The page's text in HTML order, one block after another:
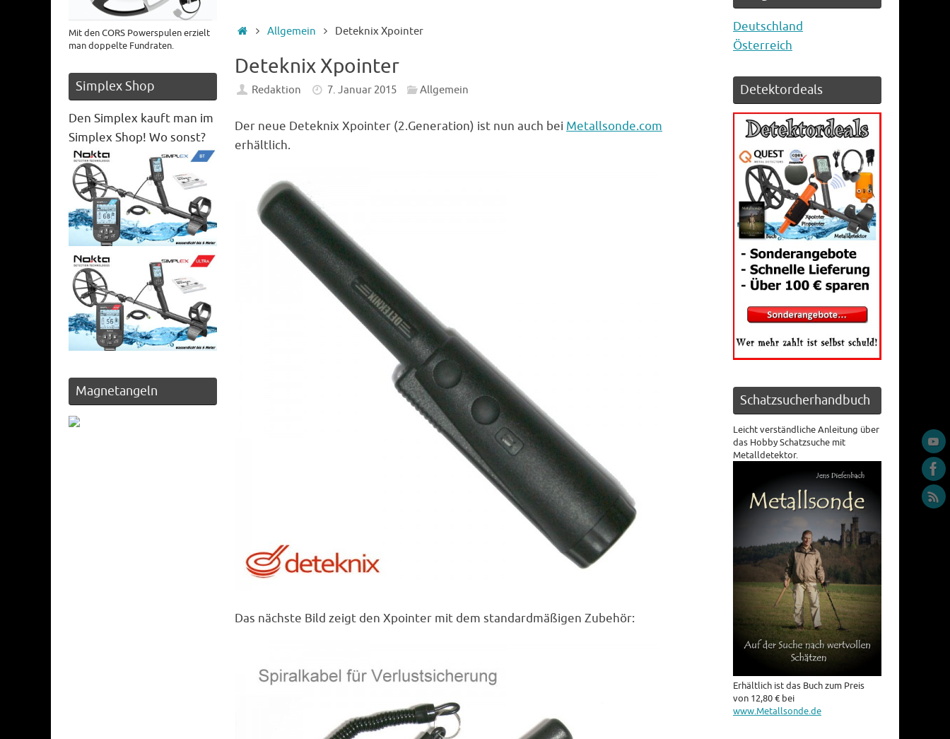
Startseite
Allgemein Deteknix Xpointer
Deteknix Xpointer
Redaktion 7. Januar 2015 Allgemein
Der neue Deteknix Xpointer (2.Generation) ist nun auch bei Metallsonde.com
erhältlich.
Das nächste Bild zeigt den Xpointer mit dem standardmäßigen Zubehör:
Mit den CORS Powerspulen erzielt
man doppelte Fundraten.
Simplex Shop
Den Simplex kauft man im
Simplex Shop! Wo sonst?
Magnetangeln
Deutschland
Österreich
Detektordeals
Schatzsucherhandbuch
Leicht verständliche Anleitung über
das Hobby Schatzsuche mit
Metalldetektor.
Erhältlich ist das Buch zum Preis
von 12,80 € bei
www.Metallsonde.de